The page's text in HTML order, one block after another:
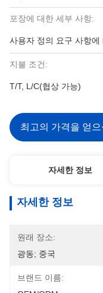
포장에 대한 세부 사항:
사용자 정의 요구 사항에
지불 조건:
T/T, L/C(협상 가능)
최고의 가격을 얻으
자세한 정보
자세한 정보
원래 장소:
광동; 중국
브랜드 이름: